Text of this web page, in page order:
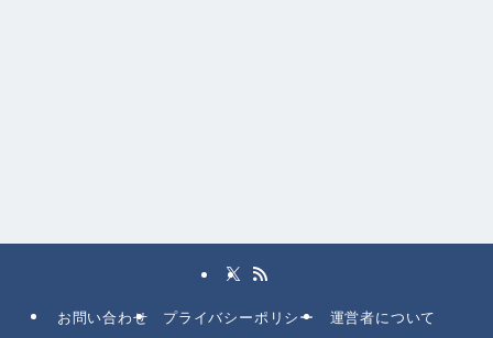
お問い合わせ プライバシーポリシー 運営者について